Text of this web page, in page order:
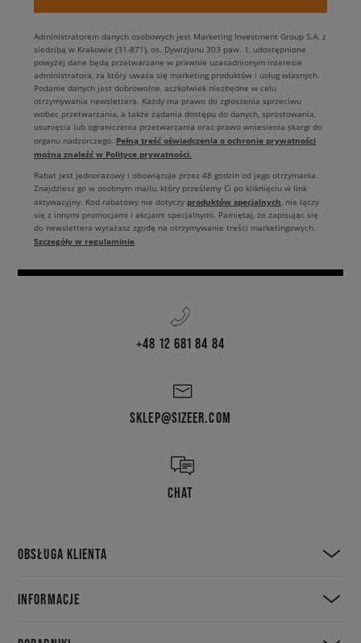
Administratorem danych osobowych jest Marketing Investment Group S.A. z
siedzibą w Krakowie (31-871), os. Dywizjonu 303 paw. 1, udostępnione
powyżej dane będą przetwarzane w prawnie uzasadnionym interesie
administratora, za który uważa się marketing produktów i usług własnych.
Podanie danych jest dobrowolne, aczkolwiek niezbędne w celu
otrzymywania newslettera. Każdy ma prawo do zgłoszenia sprzeciwu
wobec przetwarzania, a także żądania dostępu do danych, sprostowania,
usunięcia lub ograniczenia przetwarzania oraz prawo wniesienia skargi do
organu nadzorczego. Pełną treść oświadczenia o ochronie prywatności
można znaleźć w Polityce prywatności.
Rabat jest jednorazowy i obowiązuje przez 48 godzin od jego otrzymania.
Znajdziesz go w osobnym mailu, który prześlemy Ci po kliknięciu w link
aktywacyjny. Kod rabatowy nie dotyczy produktów specjalnych, nie łączy
się z innymi promocjami i akcjami specjalnymi. Pamiętaj, że zapisując się
do newslettera wyrażasz zgodę na otrzymywanie treści marketingowych.
Szczegóły w regulaminie.
+48 12 681 84 84
SKLEP@SIZEER.COM
CHAT
OBSŁUGA KLIENTA
INFORMACJE